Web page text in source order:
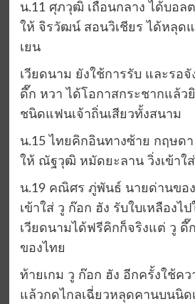
น.11 ศุภวุฒิ เถื่อนกลาง ได้บอล
ให้ จิรวัฒน์ สอนวิเชียร ได้หลุด
เยน
เวียดนาม ยังใช้การรับ และรอ
ดึ๊ก หวา ได้โอกาสกระชากแล้ว
ชนิดแฟนเจ้าถิ่นเสียวทั้งสนาม
น.15 ไทยคิกอินทางซ้าย กฤษด
ให้ ณัฐวุฒิ หมัดยะลาน วิ่งเข้าใ
น.19 คณิศร ภู่พันธ์ นายด่านขอ
เข้าใส่ วู ก๊อก ฮัง รับใบเหลืองไ
เวียดนามได้ฟรีคิกก็จริงแต่ วู ดึ๊
ของไทย
ท้ายเกม วู ก๊อก ฮัง อีกครั้งใช้คว
แล้วกดไกลเฉี่ยวหลุดคานบนนิด